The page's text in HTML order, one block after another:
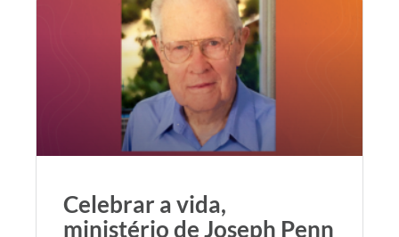
Celebrar a vida,
ministério de Joseph Penn